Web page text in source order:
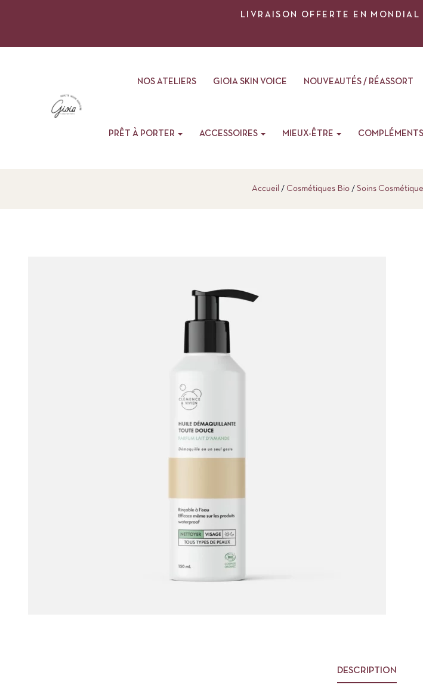
LIVRAISON OFFERTE EN MONDIAL
NOS ATELIERS GIOIA SKIN VOICE NOUVEAUTÉS / RÉASSORT
PRÊT À PORTER ACCESSOIRES MIEUX-ÊTRE
Accueil Cosmétiques Bio Soins
DESCRIPTION